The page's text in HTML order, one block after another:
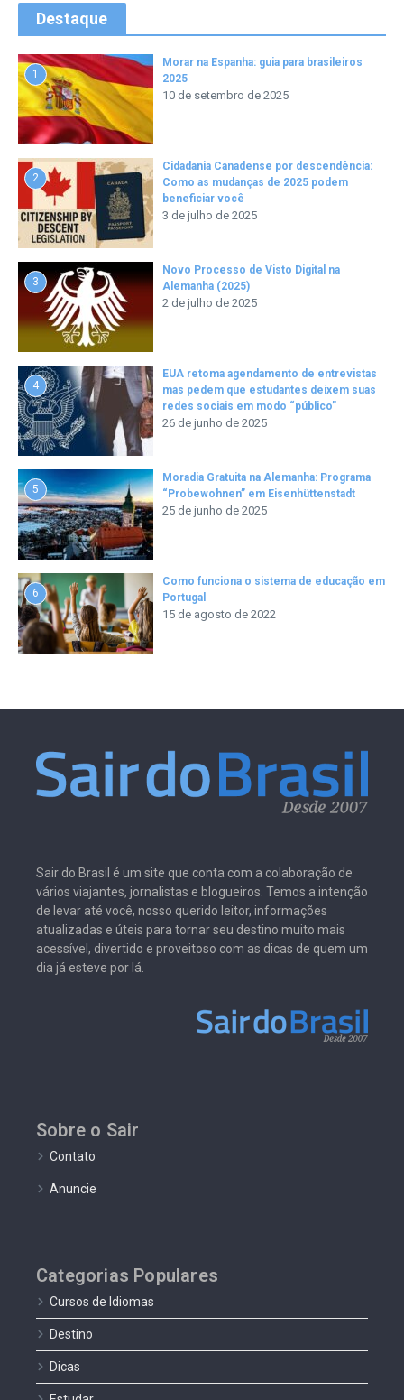
Destaque
1
Morar na Espanha: guia para brasileiros
2025
10 de setembro de 2025
2
Cidadania Canadense por descendência:
Como as mudanças de 2025 podem
beneficiar você
3 de julho de 2025
3
Novo Processo de Visto Digital na
Alemanha (2025)
2 de julho de 2025
4
EUA retoma agendamento de entrevistas
mas pedem que estudantes deixem suas
redes sociais em modo “público”
26 de junho de 2025
5
Moradia Gratuita na Alemanha: Programa
“Probewohnen” em Eisenhüttenstadt
25 de junho de 2025
6
Como funciona o sistema de educação em
Portugal
15 de agosto de 2022
Sair do Brasil é um site que conta com a colaboração de
vários viajantes, jornalistas e blogueiros. Temos a intenção
de levar até você, nosso querido leitor, informações
atualizadas e úteis para tornar seu destino muito mais
acessível, divertido e proveitoso com as dicas de quem um
dia já esteve por lá.
Sobre o Sair
Contato
Anuncie
Categorias Populares
Cursos de Idiomas
Destino
Dicas